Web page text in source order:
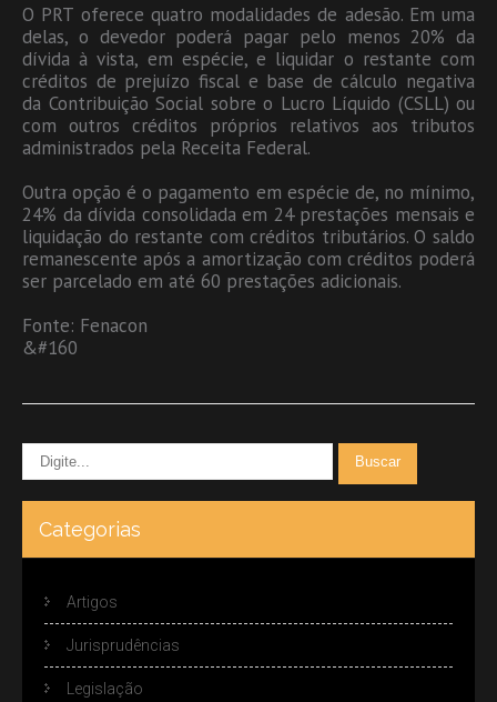
O PRT oferece quatro modalidades de adesão. Em uma
delas, o devedor poderá pagar pelo menos 20% da
dívida à vista, em espécie, e liquidar o restante com
créditos de prejuízo fiscal e base de cálculo negativa
da Contribuição Social sobre o Lucro Líquido (CSLL) ou
com outros créditos próprios relativos aos tributos
administrados pela Receita Federal.
Outra opção é o pagamento em espécie de, no mínimo,
24% da dívida consolidada em 24 prestações mensais e
liquidação do restante com créditos tributários. O saldo
remanescente após a amortização com créditos poderá
ser parcelado em até 60 prestações adicionais.
Fonte: Fenacon
&#160
Categorias
Artigos
Jurisprudências
Legislação